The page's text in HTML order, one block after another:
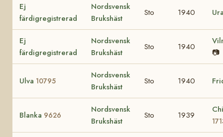
Ej
färdigregistrerad
Nordsvensk
Brukshäst
Sto 1940
Ej
färdigregistrerad
Nordsvensk
Brukshäst
Sto 1940
📷
Ulva 10795
Nordsvensk
Brukshäst
Sto 1940
Blanka 9626
Nordsvensk
Brukshäst
Sto 1939